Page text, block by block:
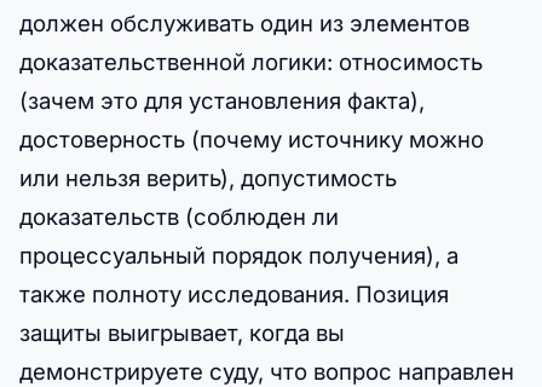
должен обслуживать один из элементов
доказательственной логики: относимость
(зачем это для установления факта),
достоверность (почему источнику можно
или нельзя верить), допустимость
доказательств (соблюден ли
процессуальный порядок получения), а
также полноту исследования. Позиция
защиты выигрывает, когда вы
демонстрируете суду, что вопрос направлен